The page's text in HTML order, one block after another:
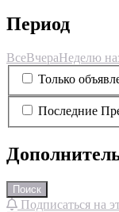
Период
ВсеВчераНеделю
Только
Последние
Поиск
Подписаться на